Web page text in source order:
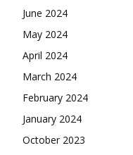
June 2024
May 2024
April 2024
March 2024
February 2024
January 2024
October 2023